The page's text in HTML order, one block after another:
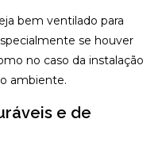
bem ventilado para
se houver
no caso da instalação
ambiente.
e de